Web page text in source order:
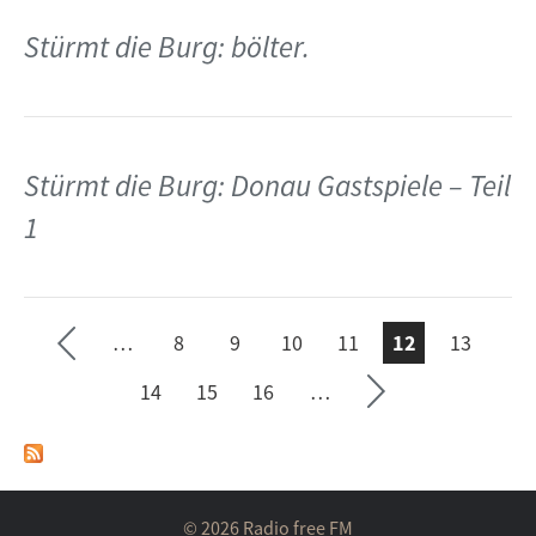
Stürmt die Burg: bölter.
Stürmt die Burg: Donau Gastspiele – Teil
1
… 8 9 10 11 12
13
14
15 16 …
ächs
© 2026 Radio free FM